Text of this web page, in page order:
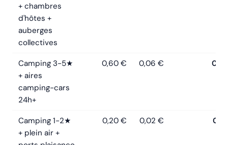
+ chambres
d'hôtes +
auberges
collectives
Camping 3-5★
+ aires
camping-cars
24h+
0,60 € 0,06 €
Camping 1-2★
+ plein air +
0,20 € 0,02 €